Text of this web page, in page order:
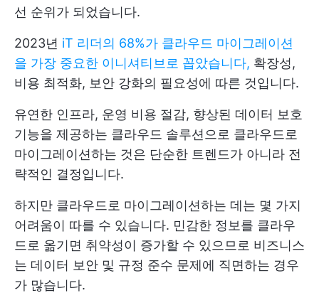
선 순위가 되었습니다.
2023년 iT 리더의 68%가 클라우드 마이그레이션
을 가장 중요한 이니셔티브로 꼽았습니다, 확장성,
비용 최적화, 보안 강화의 필요성에 따른 것입니다.
유연한 인프라, 운영 비용 절감, 향상된 데이터 보호
기능을 제공하는 클라우드 솔루션으로 클라우드로
마이그레이션하는 것은 단순한 트렌드가 아니라 전
략적인 결정입니다.
하지만 클라우드로 마이그레이션하는 데는 몇 가지
어려움이 따를 수 있습니다. 민감한 정보를 클라우
드로 옮기면 취약성이 증가할 수 있으므로 비즈니스
는 데이터 보안 및 규정 준수 문제에 직면하는 경우
가 많습니다.